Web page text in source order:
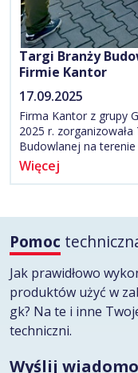
Targi Branży
Firmie Kantor
17.09.2025
Firma Kantor z grupy
2025 r.
Budowlanej na
Więcej
Pomoc
Jak prawidłowo
produktów użyć w
gk? Na te i inne
techniczni.
Wyślij